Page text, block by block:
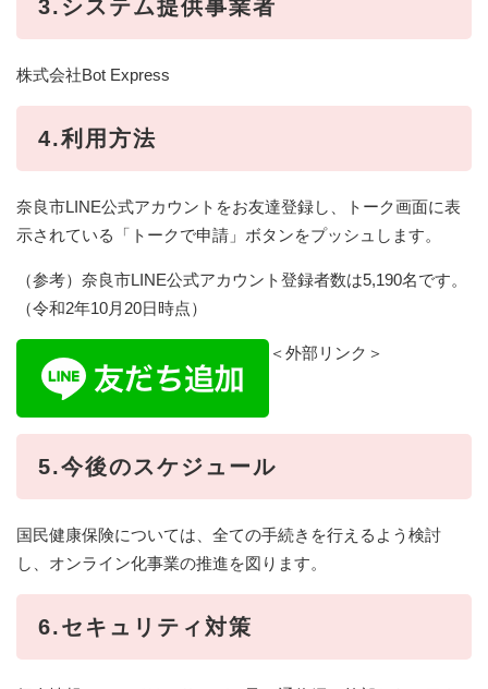
3.システム提供事業者
株式会社Bot Express
4.利用方法
奈良市LINE公式アカウントをお友達登録し、トーク画面に表
示されている「トークで申請」ボタンをプッシュします。
（参考）奈良市LINE公式アカウント登録者数は5,190名です。
（令和2年10月20日時点）
＜外部リンク＞
5.今後のスケジュール
国民健康保険については、全ての手続きを行えるよう検討
し、オンライン化事業の推進を図ります。
6.セキュリティ対策